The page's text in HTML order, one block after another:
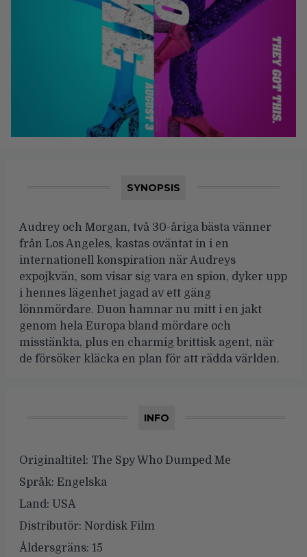
SYNOPSIS
Audrey och Morgan, två 30-åriga bästa vänner
från Los Angeles, kastas oväntat in i en
internationell konspiration när Audreys
expojkvän, som visar sig vara en spion, dyker upp
i hennes lägenhet jagad av ett gäng
lönnmördare. Duon hamnar nu mitt i en jakt
genom hela Europa bland mördare och
misstänkta, plus en charmig brittisk agent, när
de försöker kläcka en plan för att rädda världen.
INFO
Originaltitel: The Spy Who Dumped Me
Språk: Engelska
Land: USA
Distributör: Nordisk Film
Åldersgräns: 15